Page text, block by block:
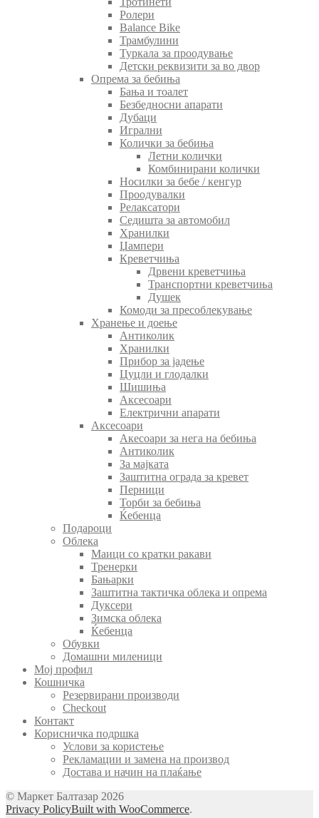
Ролери
Balance Bike
Трамбулини
Туркала за проодување
Детски реквизити за во двор
Опрема за бебиња
Бања и тоалет
Безбедносни апарати
Дубаци
Игрални
Колички за бебиња
Летни колички
Комбинирани колички
Носилки за бебе / кенгур
Проодувалки
Релаксатори
Седишта за автомобил
Хранилки
Џампери
Креветчиња
Дрвени креветчиња
Транспортни креветчиња
Душек
Комоди за пресоблекување
Хранење и доење
Антиколик
Хранилки
Прибор за јадење
Цуцли и глодалки
Шишиња
Аксесоари
Електрични апарати
Аксесоари
Акесоари за нега на бебиња
Антиколик
За мајката
Заштитна ограда за кревет
Перници
Торби за бебиња
Ќебенца
Подароци
Облека
Маици со кратки ракави
Тренерки
Бањарки
Заштитна тактичка облека и опрема
Дуксери
Зимска облека
Ќебенца
Обувки
Домашни миленици
Мој профил
Кошничка
Резервирани производи
Checkout
Контакт
Корисничка подршка
Услови за користење
Рекламации и замена на производ
Достава и начин на плаќање
© Маркет Балтазар 2026
Privacy PolicyBuilt with WooCommerce.